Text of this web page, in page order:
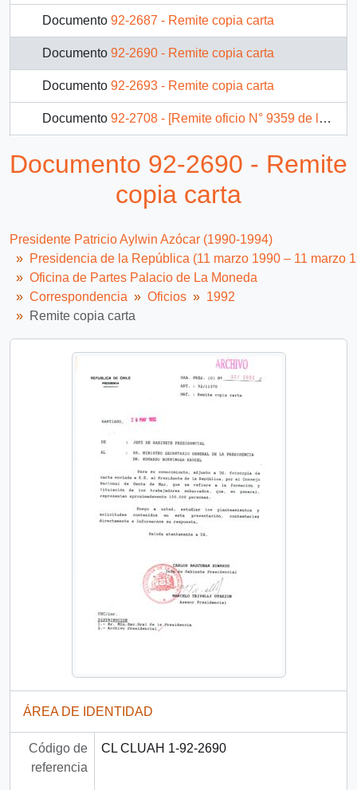
Documento 92-2687 - Remite copia carta
Documento 92-2690 - Remite copia carta
Documento 92-2693 - Remite copia carta
Documento 92-2708 - [Remite oficio N° 9359 de la Honorable Cámara de Diputados]
92-4401 - [Oficio Ord. N° 4401 de Jefe de Gabinete Presidencial, remite fotocopia de carta]
Documento 92-2690 - Remite
copia carta
Presidente Patricio Aylwin Azócar (1990-1994)
Presidencia de la República (11 marzo 1990 – 11 marzo
Oficina de Partes Palacio de La Moneda
Correspondencia
Oficios
1992
Remite copia carta
ÁREA DE IDENTIDAD
Código de
referencia
CL CLUAH 1-92-2690